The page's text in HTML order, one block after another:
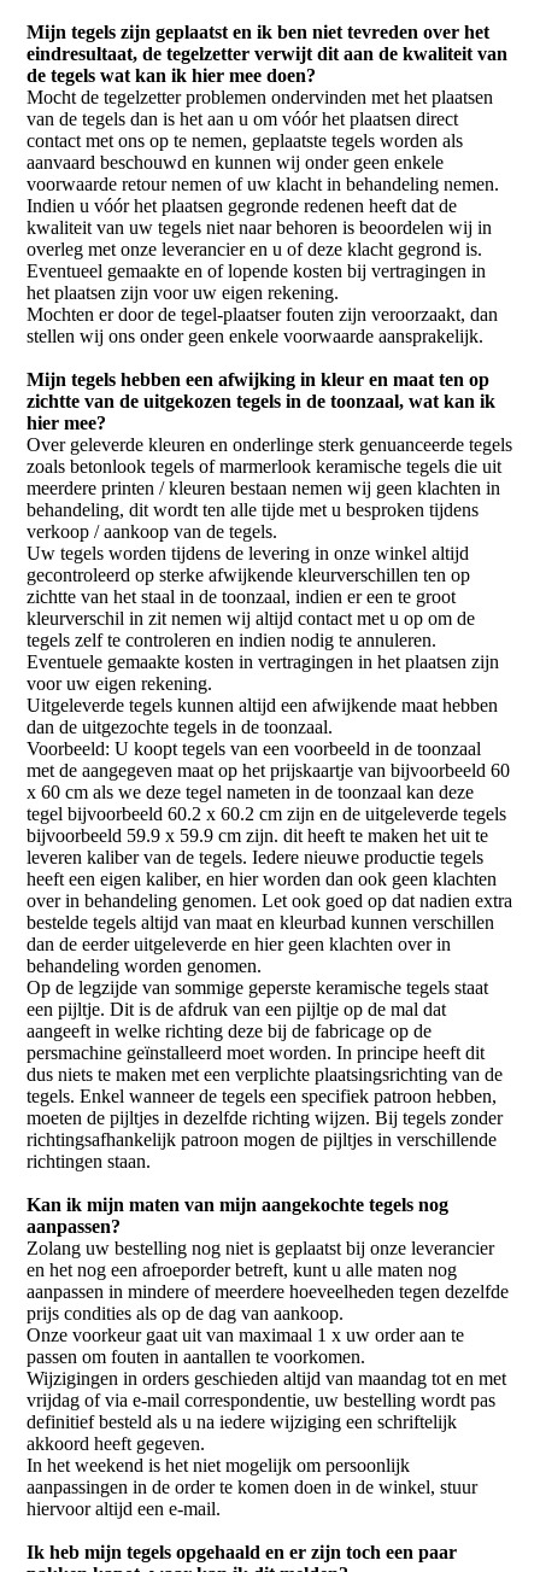
Mijn tegels zijn geplaatst en ik ben niet tevreden over het
eindresultaat, de tegelzetter verwijt dit aan de kwaliteit van
de tegels wat kan ik hier mee doen?
Mocht de tegelzetter problemen ondervinden met het plaatsen
van de tegels dan is het aan u om vóór het plaatsen direct
contact met ons op te nemen, geplaatste tegels worden als
aanvaard beschouwd en kunnen wij onder geen enkele
voorwaarde retour nemen of uw klacht in behandeling nemen.
Indien u vóór het plaatsen gegronde redenen heeft dat de
kwaliteit van uw tegels niet naar behoren is beoordelen wij in
overleg met onze leverancier en u of deze klacht gegrond is.
Eventueel gemaakte en of lopende kosten bij vertragingen in
het plaatsen zijn voor uw eigen rekening.
Mochten er door de tegel-plaatser fouten zijn veroorzaakt, dan
stellen wij ons onder geen enkele voorwaarde aansprakelijk.
Mijn tegels hebben een afwijking in kleur en maat ten op
zichtte van de uitgekozen tegels in de toonzaal, wat kan ik
hier mee?
Over geleverde kleuren en onderlinge sterk genuanceerde tegels
zoals betonlook tegels of marmerlook keramische tegels die uit
meerdere printen / kleuren bestaan nemen wij geen klachten in
behandeling, dit wordt ten alle tijde met u besproken tijdens
verkoop / aankoop van de tegels.
Uw tegels worden tijdens de levering in onze winkel altijd
gecontroleerd op sterke afwijkende kleurverschillen ten op
zichtte van het staal in de toonzaal, indien er een te groot
kleurverschil in zit nemen wij altijd contact met u op om de
tegels zelf te controleren en indien nodig te annuleren.
Eventuele gemaakte kosten in vertragingen in het plaatsen zijn
voor uw eigen rekening.
Uitgeleverde tegels kunnen altijd een afwijkende maat hebben
dan de uitgezochte tegels in de toonzaal.
Voorbeeld: U koopt tegels van een voorbeeld in de toonzaal
met de aangegeven maat op het prijskaartje van bijvoorbeeld 60
x 60 cm als we deze tegel nameten in de toonzaal kan deze
tegel bijvoorbeeld 60.2 x 60.2 cm zijn en de uitgeleverde tegels
bijvoorbeeld 59.9 x 59.9 cm zijn. dit heeft te maken het uit te
leveren kaliber van de tegels. Iedere nieuwe productie tegels
heeft een eigen kaliber, en hier worden dan ook geen klachten
over in behandeling genomen. Let ook goed op dat nadien extra
bestelde tegels altijd van maat en kleurbad kunnen verschillen
dan de eerder uitgeleverde en hier geen klachten over in
behandeling worden genomen.
Op de legzijde van sommige geperste keramische tegels staat
een pijltje. Dit is de afdruk van een pijltje op de mal dat
aangeeft in welke richting deze bij de fabricage op de
persmachine geïnstalleerd moet worden. In principe heeft dit
dus niets te maken met een verplichte plaatsingsrichting van de
tegels. Enkel wanneer de tegels een specifiek patroon hebben,
moeten de pijltjes in dezelfde richting wijzen. Bij tegels zonder
richtingsafhankelijk patroon mogen de pijltjes in verschillende
richtingen staan.
Kan ik mijn maten van mijn aangekochte tegels nog
aanpassen?
Zolang uw bestelling nog niet is geplaatst bij onze leverancier
en het nog een afroeporder betreft, kunt u alle maten nog
aanpassen in mindere of meerdere hoeveelheden tegen dezelfde
prijs condities als op de dag van aankoop.
Onze voorkeur gaat uit van maximaal 1 x uw order aan te
passen om fouten in aantallen te voorkomen.
Wijzigingen in orders geschieden altijd van maandag tot en met
vrijdag of via e-mail correspondentie, uw bestelling wordt pas
definitief besteld als u na iedere wijziging een schriftelijk
akkoord heeft gegeven.
In het weekend is het niet mogelijk om persoonlijk
aanpassingen in de order te komen doen in de winkel, stuur
hiervoor altijd een e-mail.
Ik heb mijn tegels opgehaald en er zijn toch een paar